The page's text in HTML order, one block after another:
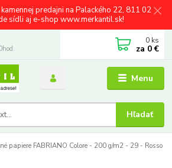
predajni na Palackého 22, 811 02
sídli aj e-shop www.merkantil.sk!
Menu
Hľadať
0 ks
za 0 €
papiere FABRIANO Colore - 200 g/m2 - 29 - Rosso